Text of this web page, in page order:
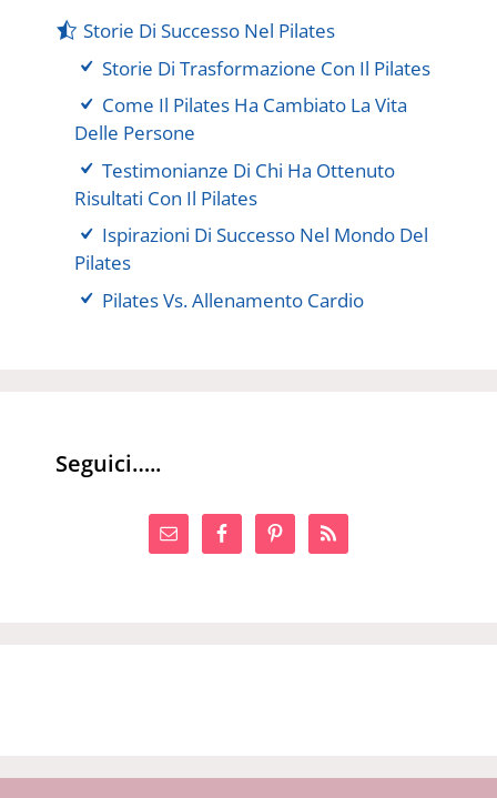
Storie Di Successo Nel Pilates
Storie Di Trasformazione Con Il Pilates
Come Il Pilates Ha Cambiato La Vita
Delle Persone
Testimonianze Di Chi Ha Ottenuto
Risultati Con Il Pilates
Ispirazioni Di Successo Nel Mondo Del
Pilates
Pilates Vs. Allenamento Cardio
Seguici…..